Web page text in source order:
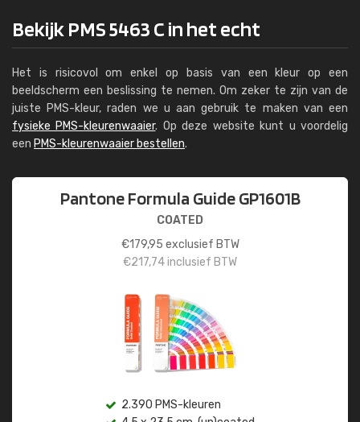
Bekijk PMS 5463 C in het echt
Het is risicovol om enkel op basis van een kleur op een
beeldscherm een beslissing te nemen. Om zeker te zijn van de
juiste PMS-kleur, raden we u aan gebruik te maken van een
fysieke PMS-kleurenwaaier. Op deze website kunt u voordelig
een PMS-kleurenwaaier bestellen.
Pantone Formula Guide GP1601B
COATED
€179,95 exclusief BTW
€217,74inclusief BTW
2.390 PMS-kleuren